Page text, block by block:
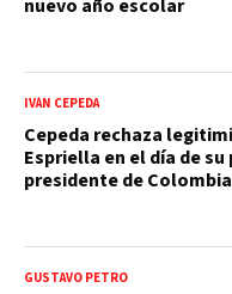
nuevo año escolar
IVÁN CEPEDA
Cepeda rechaza
Espriella en el día de
presidente de Colombia
GUSTAVO PETRO